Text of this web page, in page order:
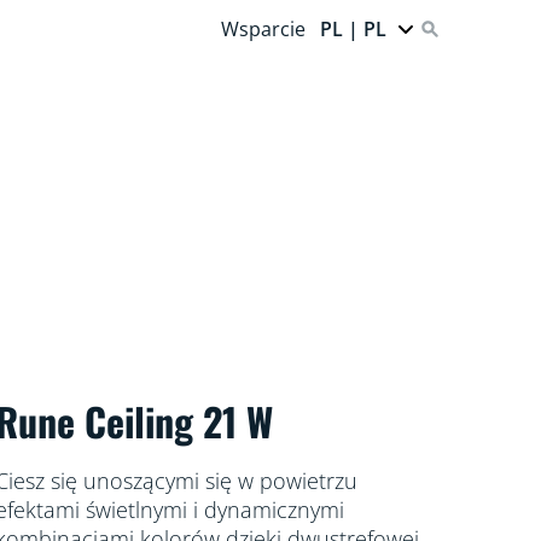
Wsparcie PL | PL
Ceiling 21 W
się unoszącymi się w powietrzu
świetlnymi i dynamicznymi